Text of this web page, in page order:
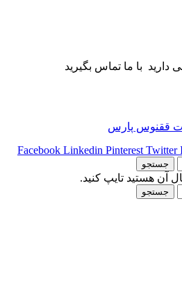
دارید با ما تماس بگیرید
ققنوس پارس
Facebook Linkedin Pinterest Twitter
جستجو
آن هستید تایپ کنید.
جستجو